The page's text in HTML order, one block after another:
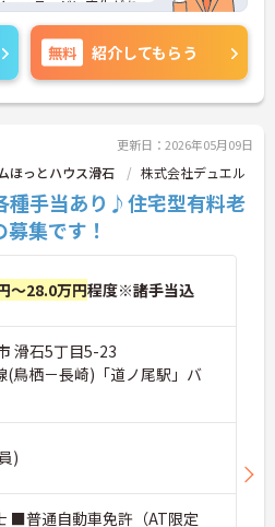
フステージに変化があ
る方はご面接のポイ
お問い合わせくださ
無料 紹介してもらう
更新日：2026年05月09日
ほっとハウス滑石 株式会社デュエル
種手当あり♪住宅型有料老
集です！
～28.0万円程度※諸手当込
滑石5丁目5-23
(鳥栖－長崎)「道ノ尾駅」バ
)
■普通自動車免許（AT限定